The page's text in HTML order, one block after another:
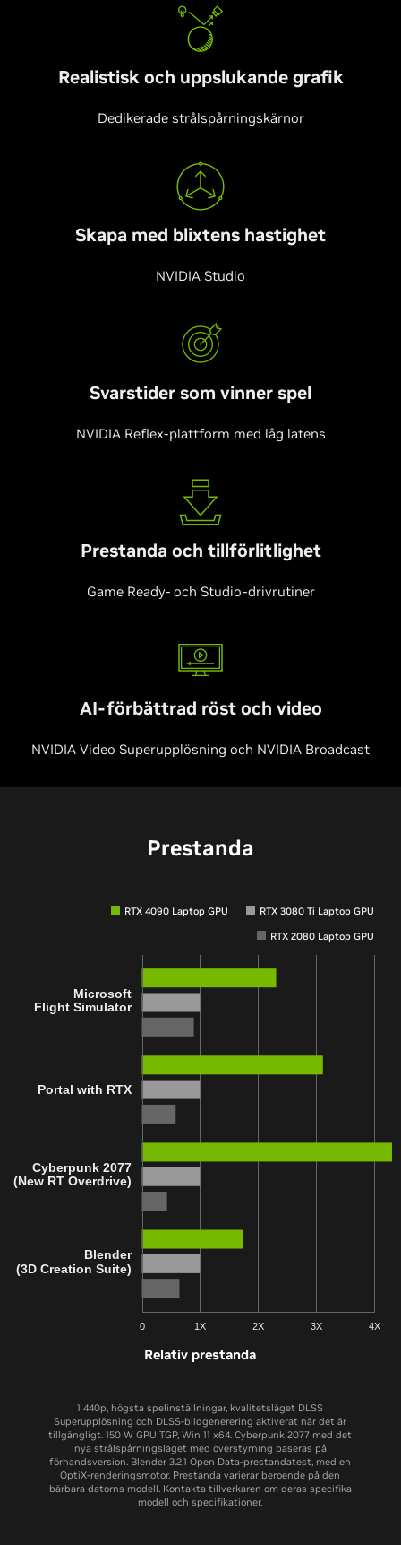
Realistisk och uppslukande grafik
Dedikerade strålspårningskärnor
Skapa med blixtens hastighet
NVIDIA Studio
Svarstider som vinner spel
NVIDIA Reflex-plattform med låg latens
Prestanda och tillförlitlighet
Game Ready- och Studio-drivrutiner
AI-förbättrad röst och video
NVIDIA Video Superupplösning och NVIDIA Broadcast
Prestanda
RTX 4090 Laptop GPU
RTX 3080 Ti Laptop GPU
RTX 2080 Laptop GPU
0 1X 2X 3X 4X
Microsoft
Flight Simulator
Portal with RTX
Cyberpunk 2077
(New RT Overdrive)
Blender
(3D Creation Suite)
Relativ prestanda
1 440p, högsta spelinställningar, kvalitetsläget DLSS
Superupplösning och DLSS-bildgenerering aktiverat när det är
tillgängligt. 150 W GPU TGP, Win 11 x64. Cyberpunk 2077 med det
nya strålspårningsläget med överstyrning baseras på
förhandsversion. Blender 3.2.1 Open Data-prestandatest, med en
OptiX-renderingsmotor. Prestanda varierar beroende på den
bärbara datorns modell. Kontakta tillverkaren om deras specifika
modell och specifikationer.